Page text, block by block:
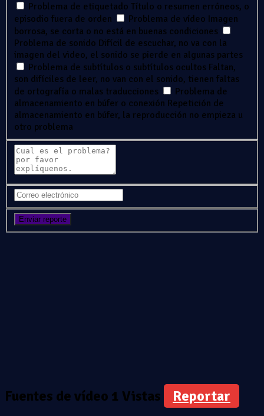
Problema de etiquetado Título o resumen erróneos, o
episodio fuera de orden
Problema de vídeo Imagen
borrosa, se corta o no está en buenas condiciones
Problema de sonido Difícil de escuchar, no va con la
imagen del video, el sonido se pierde en algunas partes
Problema de subtítulos o subtítulos ocultos Faltan,
son difíciles de leer, no van con el sonido, tienen faltas
de ortografía o malas traducciones
Problema de
almacenamiento en búfer o conexión Repetición de
almacenamiento en búfer, la reproducción no empieza u
otro problema
Fuentes de vídeo 1 Vistas Reportar